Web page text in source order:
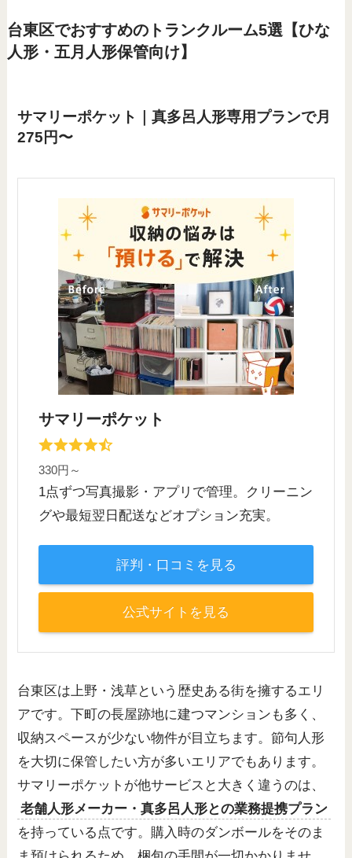
台東区でおすすめのトランクルーム5選【ひな
人形・五月人形保管向け】
サマリーポケット｜真多呂人形専用プランで月
275円〜
サマリーポケット
330円～
1点ずつ写真撮影・アプリで管理。クリーニン
グや最短翌日配送などオプション充実。
評判・口コミを見る
公式サイトを見る
台東区は上野・浅草という歴史ある街を擁するエリ
アです。下町の長屋跡地に建つマンションも多く、
収納スペースが少ない物件が目立ちます。節句人形
を大切に保管したい方が多いエリアでもあります。
サマリーポケットが他サービスと大きく違うのは、
老舗人形メーカー・真多呂人形との業務提携プラン
を持っている点です。購入時のダンボールをそのま